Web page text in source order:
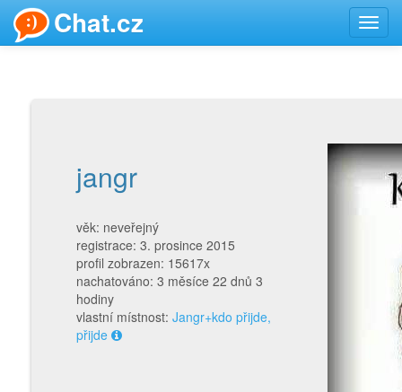
Chat.cz
jangr
věk: neveřejný
registrace: 3. prosince 2015
profil zobrazen: 15617x
nachatováno: 3 měsíce 22 dnů 3
hodiny
vlastní místnost: Jangr+kdo přijde,
přijde